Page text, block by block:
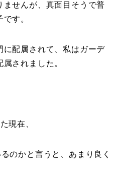
ませんが、真面目そうで普
す。
に配属されて、私はガーデ
されました。
現在、
のかと言うと、あまり良く